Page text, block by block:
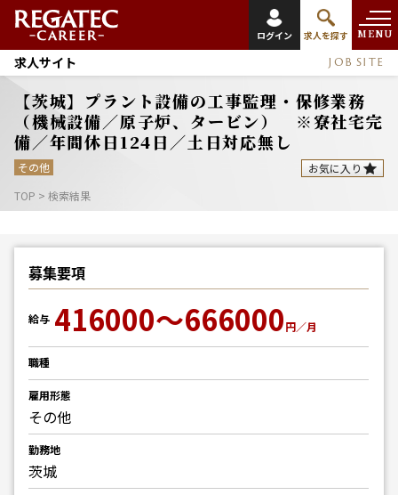
ログイン 求人を探す MENU
求人サイト JOB SITE
【茨城】プラント設備の工事監理・保修業務
（機械設備／原子炉、タービン） ※寮社宅完
備／年間休日124日／土日対応無し
その他
お気に入り
TOP > 検索結果
募集要項
給与 416000～666000円／月
職種
雇用形態
その他
勤務地
茨城